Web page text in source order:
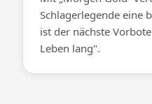
Schlagerlegende eine
ist der nächste
Leben lang".